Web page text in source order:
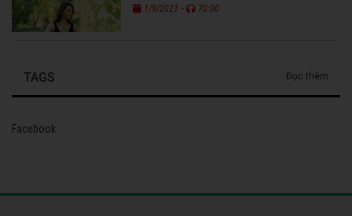
1/9/2021 - 70:00
TAGS Đọc thêm
Facebook